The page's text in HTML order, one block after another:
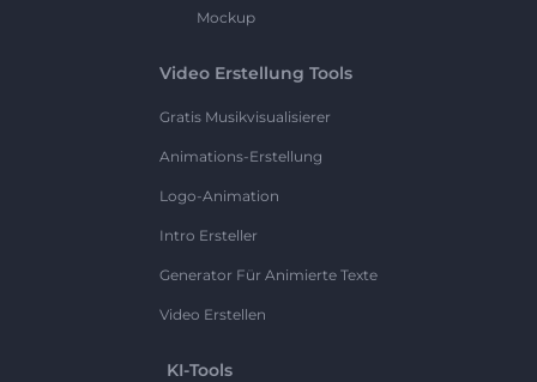
Mockup
Video Erstellung Tools
Gratis Musikvisualisierer
Animations-Erstellung
Logo-Animation
Intro Ersteller
Generator Für Animierte Texte
Video Erstellen
KI-Tools